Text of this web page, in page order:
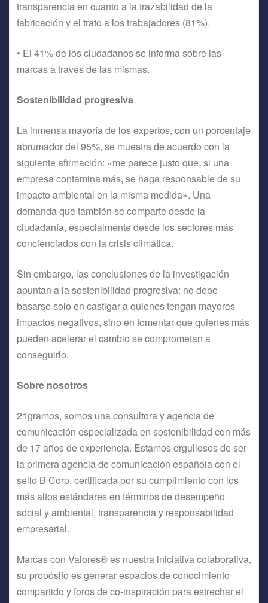
transparencia en cuanto a la trazabilidad de la
fabricación y el trato a los trabajadores (81%).
• El 41% de los ciudadanos se informa sobre las
marcas a través de las mismas.
Sostenibilidad progresiva
La inmensa mayoría de los expertos, con un porcentaje
abrumador del 95%, se muestra de acuerdo con la
siguiente afirmación: «me parece justo que, si una
empresa contamina más, se haga responsable de su
impacto ambiental en la misma medida». Una
demanda que también se comparte desde la
ciudadanía, especialmente desde los sectores más
concienciados con la crisis climática.
Sin embargo, las conclusiones de la investigación
apuntan a la sostenibilidad progresiva: no debe
basarse solo en castigar a quienes tengan mayores
impactos negativos, sino en fomentar que quienes más
pueden acelerar el cambio se comprometan a
conseguirlo.
Sobre nosotros
21gramos, somos una consultora y agencia de
comunicación especializada en sostenibilidad con más
de 17 años de experiencia. Estamos orgullosos de ser
la primera agencia de comunicación española con el
sello B Corp, certificada por su cumplimiento con los
más altos estándares en términos de desempeño
social y ambiental, transparencia y responsabilidad
empresarial.
Marcas con Valores® es nuestra iniciativa colaborativa,
su propósito es generar espacios de conocimiento
compartido y foros de co-inspiración para estrechar el